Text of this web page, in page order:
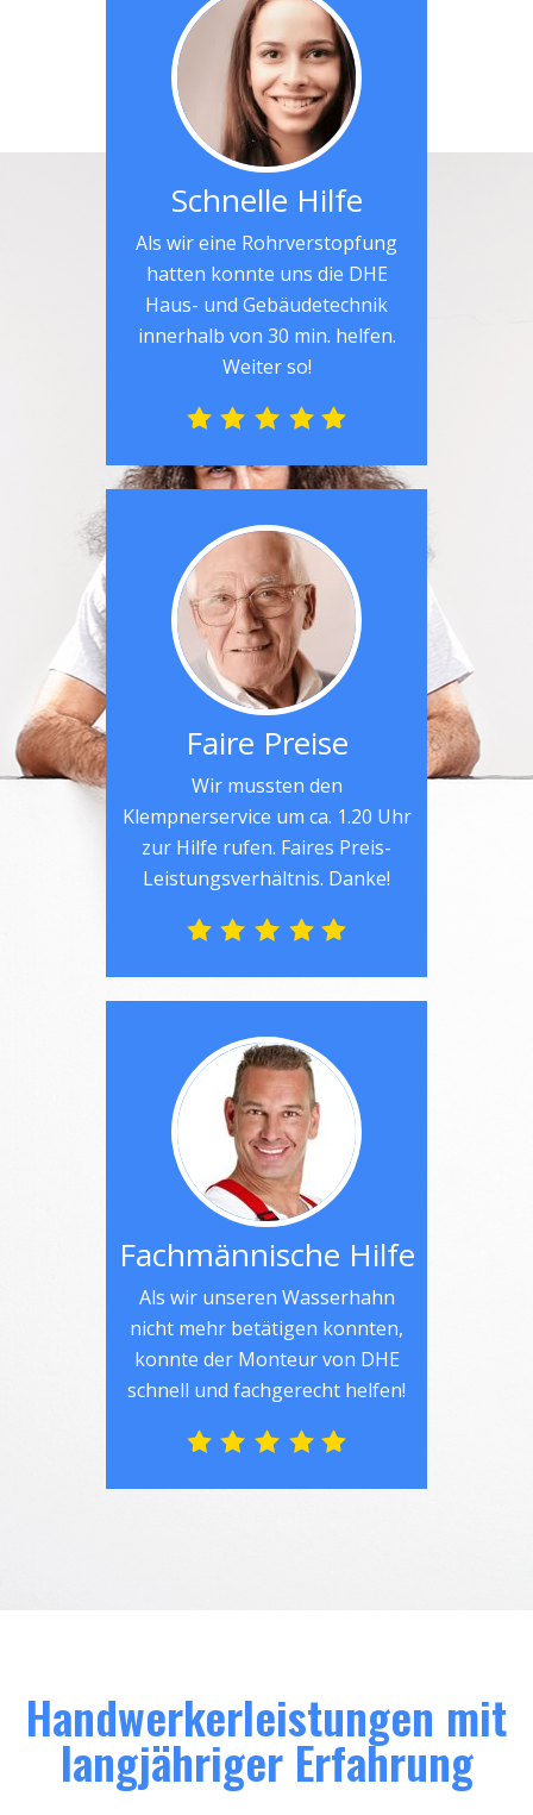
Schnelle Hilfe
Als wir eine Rohrverstopfung
hatten konnte uns die DHE
Haus- und Gebäudetechnik
innerhalb von 30 min. helfen.
Weiter so!
Faire Preise
Wir mussten den
Klempnerservice um ca. 1.20 Uhr
zur Hilfe rufen. Faires Preis-
Leistungsverhältnis. Danke!
Fachmännische Hilfe
Als wir unseren Wasserhahn
nicht mehr betätigen konnten,
konnte der Monteur von DHE
schnell und fachgerecht helfen!
Handwerkerleistungen mit
langjähriger Erfahrung